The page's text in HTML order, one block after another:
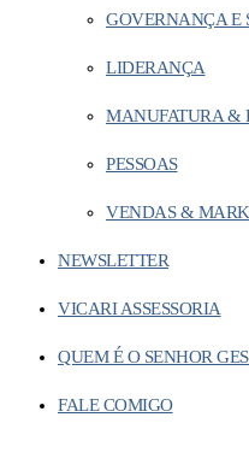
GOVERNANÇA E
LIDERANÇA
MANUFATURA &
PESSOAS
VENDAS &
NEWSLETTER
VICARI ASSESSORIA
QUEM É O SENHOR
FALE COMIGO